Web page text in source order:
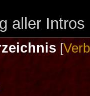
aller
[